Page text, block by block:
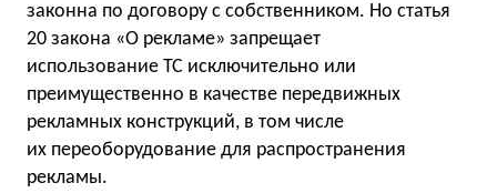
законна по договору с собственником. Но статья
20 закона «О рекламе» запрещает
использование ТС исключительно или
преимущественно в качестве передвижных
рекламных конструкций, в том числе
их переоборудование для распространения
рекламы.